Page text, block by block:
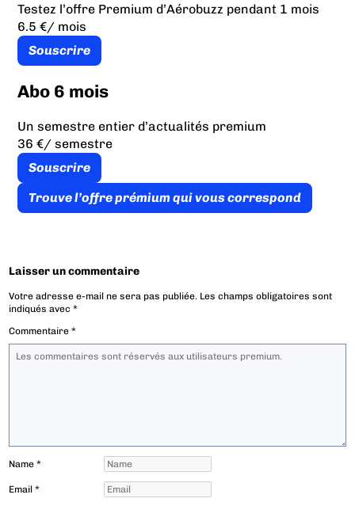
Testez l’offre Premium d’Aérobuzz pendant 1 mois
6.5 €/ mois
Souscrire
Abo 6 mois
Un semestre entier d’actualités premium
36 €/ semestre
Souscrire
Trouve l’offre prémium qui vous correspond
Laisser un commentaire
Votre adresse e-mail ne sera pas publiée. Les champs obligatoires sont
indiqués avec*
Commentaire*
Name*
Email*